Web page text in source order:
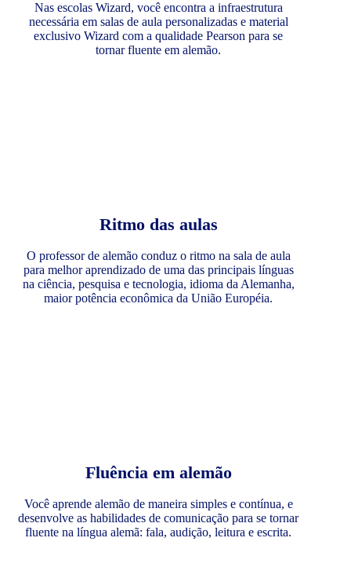
Nas escolas Wizard, você encontra a infraestrutura
necessária em salas de aula personalizadas e material
exclusivo Wizard com a qualidade Pearson para se
tornar fluente em alemão.
Ritmo das aulas
O professor de alemão conduz o ritmo na sala de aula
para melhor aprendizado de uma das principais línguas
na ciência, pesquisa e tecnologia, idioma da Alemanha,
maior potência econômica da União Européia.
Fluência em alemão
Você aprende alemão de maneira simples e contínua, e
desenvolve as habilidades de comunicação para se tornar
fluente na língua alemã: fala, audição, leitura e escrita.